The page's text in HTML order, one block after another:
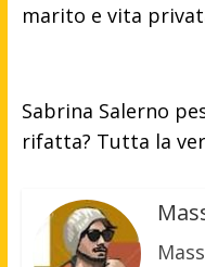
marito e vita
Sabrina Salerno
rifatta? Tutta la